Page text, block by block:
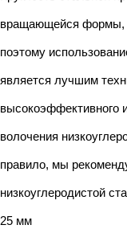
вращающейся формы,
поэтому
является лучшим
высокоэффективного
волочения
правило, мы
низкоуглеродистой
25 мм